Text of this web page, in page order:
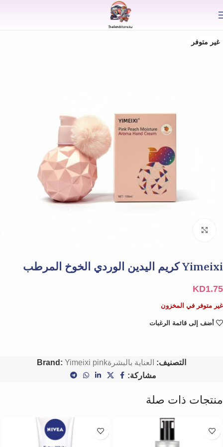
غير متوفر
Yimeixi كريم اليدين الوردي الخوخ المرطب
KD1.75
غير متوفر في المخزون
أضف إلى قائمة الرغبات
التصنيف: العناية بالبشرة Brand: Yimeixi pink
مشاركة:
منتجات ذات صلة